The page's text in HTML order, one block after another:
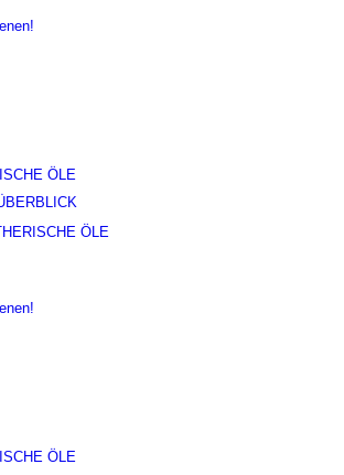
ÖLE
ÖLE
ÖLE